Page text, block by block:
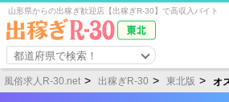
山形県からの出稼ぎ歓迎店【出稼ぎR-30】で高収入バイト
都道府県で検索！
風俗求人R-30.net 出稼ぎR-30 東北版 オ